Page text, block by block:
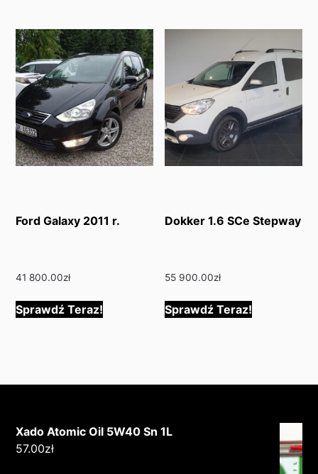
Ford Galaxy 2011 r.
41 800.00zł
Sprawdź Teraz!
Dokker 1.6 SCe Stepway
55 900.00zł
Sprawdź Teraz!
Xado Atomic Oil 5W40 Sn 1L
57.00zł